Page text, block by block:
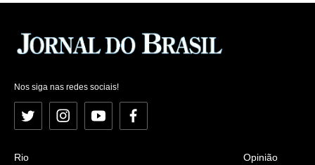
Nos siga nas redes sociais!
Twitter InstagramYouTubeFacebook
Rio
Opinião